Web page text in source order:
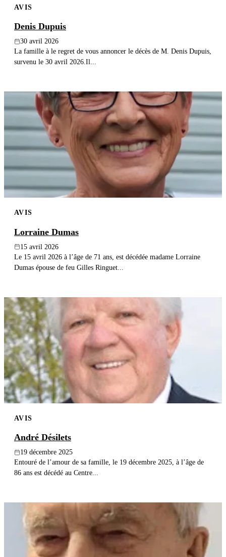
AVIS
Denis Dupuis
30 avril 2026
La famille à le regret de vous annoncer le décès de M. Denis Dupuis,
survenu le 30 avril 2026.Il...
AVIS
Lorraine Dumas
15 avril 2026
Le 15 avril 2026 à l’âge de 71 ans, est décédée madame Lorraine
Dumas épouse de feu Gilles Ringuet...
AVIS
André Désilets
19 décembre 2025
Entouré de l’amour de sa famille, le 19 décembre 2025, à l’âge de
86 ans est décédé au Centre...